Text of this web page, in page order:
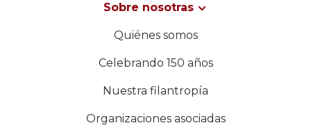
Sobre nosotras
Quiénes somos
Celebrando 150 años
Nuestra filantropía
Organizaciones asociadas